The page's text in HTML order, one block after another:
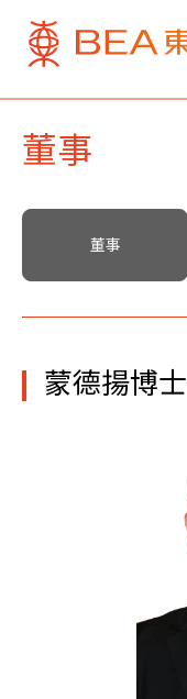
董事
董事
蒙德揚博士